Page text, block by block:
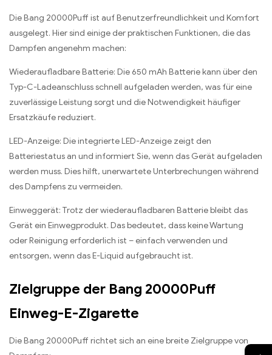
Die Bang 20000Puff ist auf Benutzerfreundlichkeit und Komfort
ausgelegt. Hier sind einige der praktischen Funktionen, die das
Dampfen angenehm machen:
Wiederaufladbare Batterie: Die 650 mAh Batterie kann über den
Typ-C-Ladeanschluss schnell aufgeladen werden, was für eine
zuverlässige Leistung sorgt und die Notwendigkeit häufiger
Ersatzkäufe reduziert.
LED-Anzeige: Die integrierte LED-Anzeige zeigt den
Batteriestatus an und informiert Sie, wenn das Gerät aufgeladen
werden muss. Dies hilft, unerwartete Unterbrechungen während
des Dampfens zu vermeiden.
Einweggerät: Trotz der wiederaufladbaren Batterie bleibt das
Gerät ein Einwegprodukt. Das bedeutet, dass keine Wartung
oder Reinigung erforderlich ist – einfach verwenden und
entsorgen, wenn das E-Liquid aufgebraucht ist.
Zielgruppe der Bang 20000Puff
Einweg-E-Zigarette
Die Bang 20000Puff richtet sich an eine breite Zielgruppe von